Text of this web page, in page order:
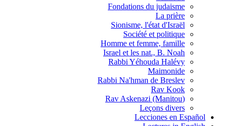
Fondations du judaisme
La prière
Sionisme, l'état d'Israël
Société et politique
Homme et femme, famille
Israel et les nat., B. Noah
Rabbi Yéhouda Halévy
Maimonide
Rabbi Na'hman de Breslev
Rav Kook
(Rav Askenazi (Manitou
Leçons divers
Lecciones en Español